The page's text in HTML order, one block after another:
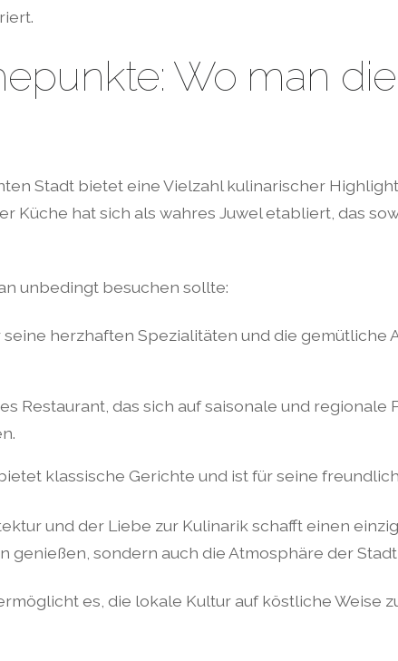
Wo man
Stadt bietet eine Vielzahl kulinarischer
Küche hat sich als wahres Juwel etabliert, das
unbedingt besuchen sollte:
herzhaften Spezialitäten und die gemütliche
Restaurant, das sich auf saisonale und
klassische Gerichte und ist für seine
und der Liebe zur Kulinarik schafft einen
genießen, sondern auch die Atmosphäre der
es, die lokale Kultur auf köstliche Weise